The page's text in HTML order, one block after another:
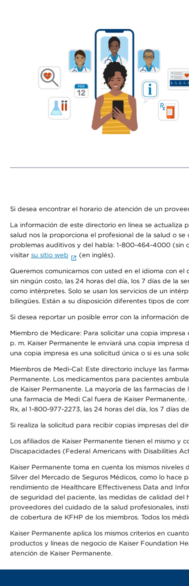
Si desea encontrar el horario de atención de un
La información de este directorio en línea se actualiza
salud nos la proporciona el profesional de la salud o
problemas auditivos y del habla: 1-800-464-4000 (sin
visitar su sitio web (en inglés).
Queremos comunicarnos con usted en el idioma con
sin ningún costo, las 24 horas del día, los 7 días de la
como intérpretes. Solo se usan los servicios de un
bilingües. Están a su disposición diferentes tipos de
Si desea reportar un posible error con la información
Miembro de Medicare: Para solicitar una copia
p. m. Kaiser Permanente le enviará una copia
una copia impresa es una solicitud única o si es una
Miembros de Medi-Cal: Este directorio incluye las
Permanente. Los medicamentos para pacientes
de Kaiser Permanente. La mayoría de las farmacias
una farmacia de Medi Cal fuera de Kaiser
Rx, al 1-800-977-2273, las 24 horas del día, los 7 días
Si realiza la solicitud para recibir copias impresas del
Los afiliados de Kaiser Permanente tienen el mismo y
Discapacidades (Federal Americans with Disabilities
Kaiser Permanente toma en cuenta los mismos
Silver del Mercado de Seguros Médicos, como lo
rendimiento de Healthcare Effectiveness Data and
de seguridad del paciente, las medidas de calidad del
proveedores del cuidado de la salud profesionales,
de cobertura de KFHP de los miembros. Todos los
Kaiser Permanente aplica los mismos criterios en
productos y líneas de negocio de Kaiser Foundation
atención de Kaiser Permanente.